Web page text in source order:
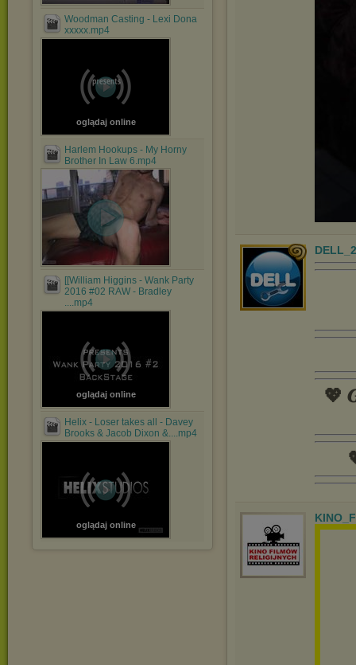
Woodman Casting - Lexi Dona
xxxxx.mp4
oglądaj online
Harlem Hookups - My Horny
Brother In Law 6.mp4
[[William Higgins - Wank Party
2016 #02 RAW - Bradley
....mp4
oglądaj online
Helix - Loser takes all - Davey
Brooks & Jacob Dixon &....mp4
oglądaj online
💖